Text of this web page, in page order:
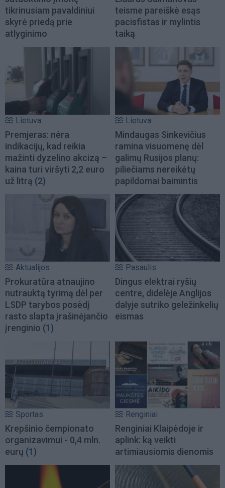
tikrinusiam pavaldiniui
skyrė priedą prie
atlyginimo
teisme pareiškė esąs
pacisfistas ir mylintis
taiką
Lietuva
Premjeras: nėra
indikacijų, kad reikia
mažinti dyzelino akcizą –
kaina turi viršyti 2,2 euro
už litrą (2)
Lietuva
Mindaugas Sinkevičius
ramina visuomenę dėl
galimų Rusijos planų:
piliečiams nereikėtų
papildomai baimintis
Aktualijos
Prokuratūra atnaujino
nutrauktą tyrimą dėl per
LSDP tarybos posėdį
rasto slapta įrašinėjančio
įrenginio (1)
Pasaulis
Dingus elektrai ryšių
centre, didelėje Anglijos
dalyje sutriko geležinkelių
eismas
Sportas
Krepšinio čempionato
organizavimui - 0,4 mln.
eurų (1)
Renginiai
Renginiai Klaipėdoje ir
aplink: ką veikti
artimiausiomis dienomis